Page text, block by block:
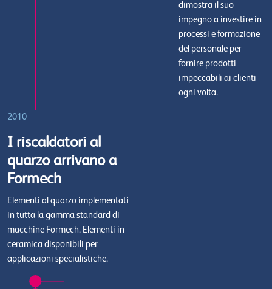
dimostra il suo
impegno a investire in
processi e formazione
del personale per
fornire prodotti
impeccabili ai clienti
ogni volta.
2010
I riscaldatori al
quarzo arrivano a
Formech
Elementi al quarzo implementati
in tutta la gamma standard di
macchine Formech. Elementi in
ceramica disponibili per
applicazioni specialistiche.